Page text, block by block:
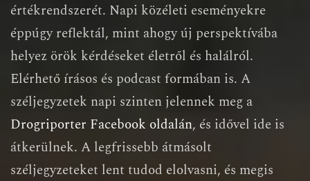
értékrendszerét. Napi közéleti eseményekre
éppúgy reflektál, mint ahogy új perspektívába
helyez örök kérdéseket életről és halálról.
Elérhető írásos és podcast formában is. A
széljegyzetek napi szinten jelennek meg a
Drogriporter Facebook oldalán, és idővel ide is
átkerülnek. A legfrissebb átmásolt
széljegyzeteket lent tudod elolvasni, és megis